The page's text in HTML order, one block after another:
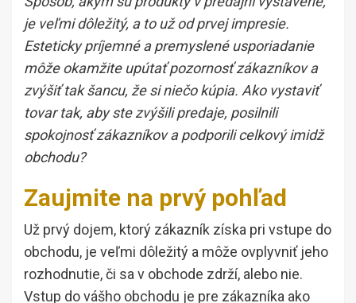
je veľmi dôležitý, a to už od prvej impresie.
Esteticky príjemné a premyslené usporiadanie
môže okamžite upútať pozornosť zákazníkov a
zvýšiť tak šancu, že si niečo kúpia. Ako vystaviť
tovar tak, aby ste zvýšili predaje, posilnili
spokojnosť zákazníkov a podporili celkový imidž
obchodu?
Zaujmite na prvý pohľad
Už prvý dojem, ktorý zákazník získa pri vstupe do
obchodu, je veľmi dôležitý a môže ovplyvniť jeho
rozhodnutie, či sa v obchode zdrží, alebo nie.
Vstup do vášho obchodu je pre zákazníka ako